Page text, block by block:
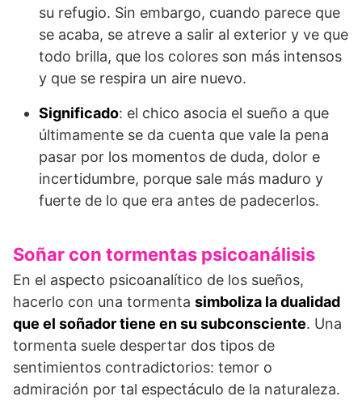
su refugio. Sin embargo, cuando parece que
se acaba, se atreve a salir al exterior y ve que
todo brilla, que los colores son más intensos
y que se respira un aire nuevo.
Significado: el chico asocia el sueño a que
últimamente se da cuenta que vale la pena
pasar por los momentos de duda, dolor e
incertidumbre, porque sale más maduro y
fuerte de lo que era antes de padecerlos.
Soñar con tormentas psicoanálisis
En el aspecto psicoanalítico de los sueños,
hacerlo con una tormenta simboliza la dualidad
que el soñador tiene en su subconsciente. Una
tormenta suele despertar dos tipos de
sentimientos contradictorios: temor o
admiración por tal espectáculo de la naturaleza.